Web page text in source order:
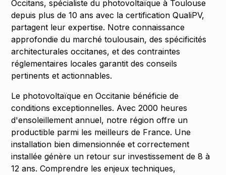
Occitans, spécialiste du photovoltaïque à Toulouse
depuis plus de 10 ans avec la certification QualiPV,
partagent leur expertise. Notre connaissance
approfondie du marché toulousain, des spécificités
architecturales occitanes, et des contraintes
réglementaires locales garantit des conseils
pertinents et actionnables.
Le photovoltaïque en Occitanie bénéficie de
conditions exceptionnelles. Avec 2000 heures
d'ensoleillement annuel, notre région offre un
productible parmi les meilleurs de France. Une
installation bien dimensionnée et correctement
installée génère un retour sur investissement de 8 à
12 ans. Comprendre les enjeux techniques,